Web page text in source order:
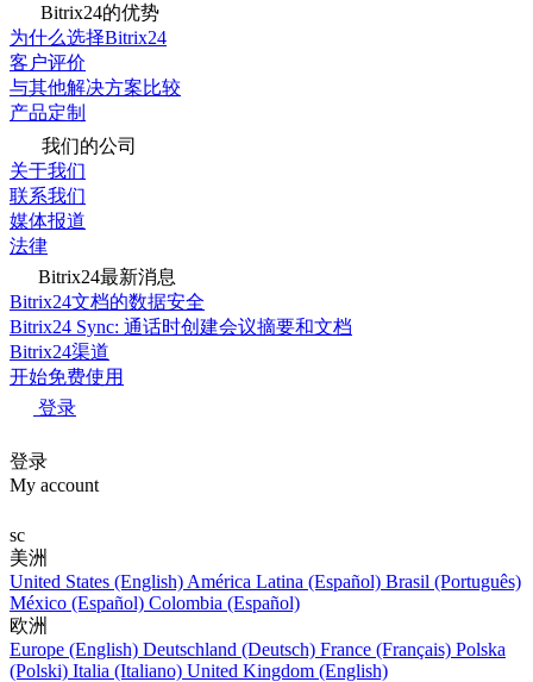
Bitrix24的优势
为什么选择Bitrix24
客户评价
与其他解决方案比较
产品定制
我们的公司
关于我们
联系我们
媒体报道
法律
Bitrix24最新消息
Bitrix24文档的数据安全
Bitrix24 Sync: 通话时创建会议摘要和文档
Bitrix24渠道
开始免费使用
登录
登录
My account
sc
美洲
United States (English) América Latina (Español) Brasil (Português)
México (Español) Colombia (Español)
欧洲
Europe (English) Deutschland (Deutsch) France (Français) Polska
(Polski) Italia (Italiano) United Kingdom (English)